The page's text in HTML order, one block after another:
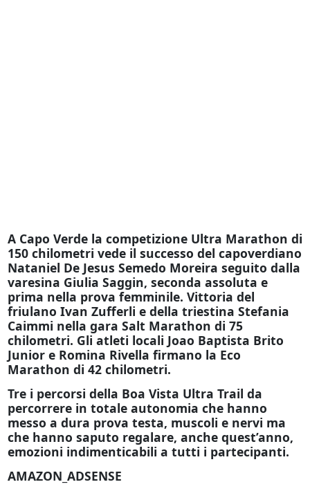
A Capo Verde la competizione Ultra Marathon di
150 chilometri vede il successo del capoverdiano
Nataniel De Jesus Semedo Moreira seguito dalla
varesina Giulia Saggin, seconda assoluta e
prima nella prova femminile. Vittoria del
friulano Ivan Zufferli e della triestina Stefania
Caimmi nella gara Salt Marathon di 75
chilometri. Gli atleti locali Joao Baptista Brito
Junior e Romina Rivella firmano la Eco
Marathon di 42 chilometri.
Tre i percorsi della Boa Vista Ultra Trail da
percorrere in totale autonomia che hanno
messo a dura prova testa, muscoli e nervi ma
che hanno saputo regalare, anche quest’anno,
emozioni indimenticabili a tutti i partecipanti.
AMAZON_ADSENSE